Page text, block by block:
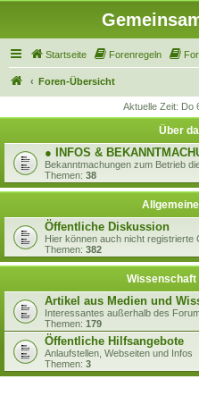
Startseite Forenregeln
Foren-Übersicht
Aktuelle Zeit: Do
Über
● INFOS &
Bekanntmachungen zum Betrieb
Themen: 38
Öffentliche Diskussion
Hier können auch nicht registrierte
Themen: 382
Wissenschaft
Artikel aus Medien und
Interessantes außerhalb des
Themen: 179
Öffentliche Hilfsangebote
Anlaufstellen, Webseiten und Infos
Themen: 3